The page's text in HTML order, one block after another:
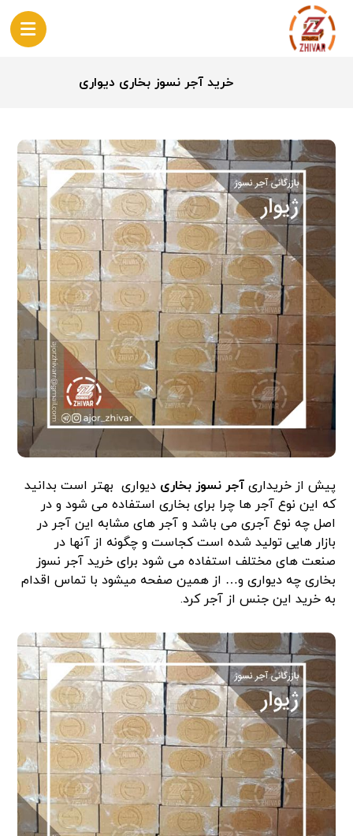
خرید آجر نسوز بخاری دیواری
پیش از خریداریآجر نسوز بخاری دیواری بهتر است بدانید
که این نوع آجر ها چرا برای بخاری استفاده می شود و در
اصل چه نوع آجری می باشد و آجر های مشابه این آجر در
بازار هایی تولید شده است کجاست و چگونه از آنها در
صنعت های مختلف استفاده می شود برای خرید آجر نسوز
بخاری چه دیواری و… از همین صفحه میشود با تماس اقدام
به خرید این جنس از آجر کرد.